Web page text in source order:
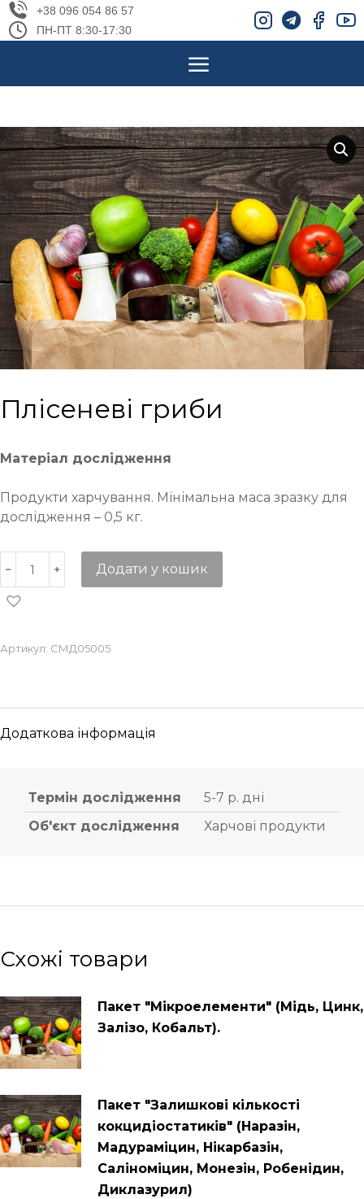
+38 096 054 86 57
ПН-ПТ 8:30-17:30
Плісеневі гриби
Матеріал дослідження
Продукти харчування. Мінімальна маса зразку для
дослідження – 0,5 кг.
Додати у кошик
Артикул: СМД05005
Додаткова інформація
Термін дослідження
5-7 р. дні
Об'єкт дослідження
Харчові продукти
Схожі товари
Пакет "Мікроелементи" (Мідь, Цинк,
Залізо, Кобальт).
Пакет "Залишкові кількості
кокцидіостатиків" (Наразін,
Мадураміцин, Нікарбазін,
Саліноміцин, Монезін, Робенідин,
Диклазурил)